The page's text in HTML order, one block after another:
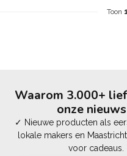
Toon 1
Waarom 3.000+
onze
✓ Nieuwe producten als
lokale makers en
voor cadeaus.